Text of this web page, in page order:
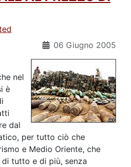
06 Giugno 2005
nel
è
dal
per tutto ciò che
e Medio Oriente, che
tutto e di più, senza